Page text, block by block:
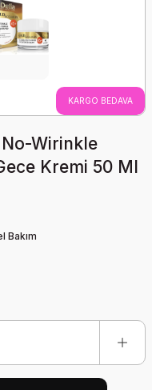
KARGO BEDAVA
Wirinkle
Kremi 50 Ml
Bakım